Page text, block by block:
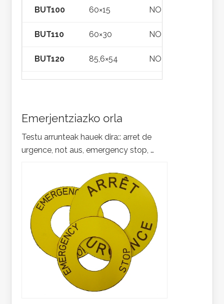
BUT100 60×15 NO
BUT110 60×30 NO
BUT120 85,6×54 NO
Emerjentziazko orla
Testu arrunteak hauek dira:: arret de
urgence, not aus, emergency stop, …